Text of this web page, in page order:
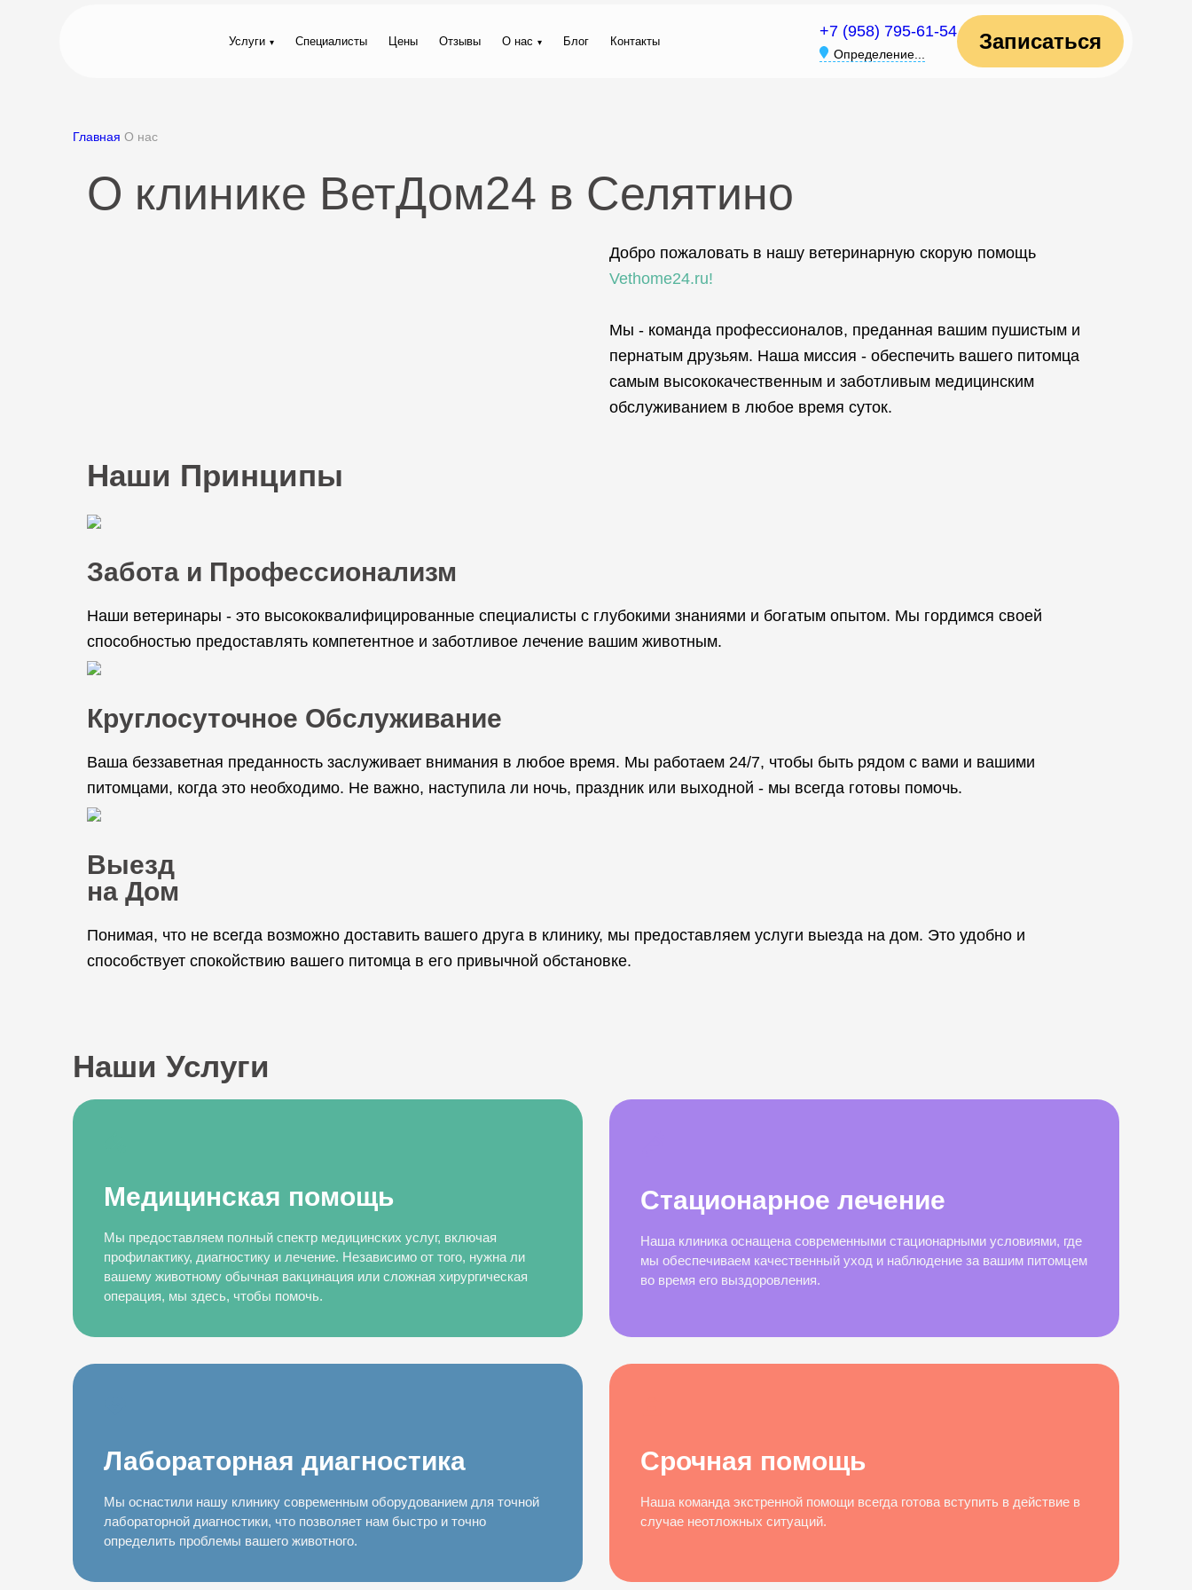
Услуги Специалисты Цены Отзывы О нас Блог Контакты
+7 (958) 795-61-54
Определение...
Записаться
Главная О нас
О клинике ВетДом24 в Селятино
Добро пожаловать в нашу ветеринарную скорую помощь
Vethome24.ru!
Мы - команда профессионалов, преданная вашим пушистым и
пернатым друзьям. Наша миссия - обеспечить вашего питомца
самым высококачественным и заботливым медицинским
обслуживанием в любое время суток.
Наши Принципы
Забота и Профессионализм
Наши ветеринары - это высококвалифицированные специалисты с глубокими знаниями и богатым опытом. Мы гордимся своей
способностью предоставлять компетентное и заботливое лечение вашим животным.
Круглосуточное Обслуживание
Ваша беззаветная преданность заслуживает внимания в любое время. Мы работаем 24/7, чтобы быть рядом с вами и вашими
питомцами, когда это необходимо. Не важно, наступила ли ночь, праздник или выходной - мы всегда готовы помочь.
Выезд
на Дом
Понимая, что не всегда возможно доставить вашего друга в клинику, мы предоставляем услуги выезда на дом. Это удобно и
способствует спокойствию вашего питомца в его привычной обстановке.
Наши Услуги
Медицинская помощь
Мы предоставляем полный спектр медицинских услуг, включая
профилактику, диагностику и лечение. Независимо от того, нужна ли
вашему животному обычная вакцинация или сложная хирургическая
операция, мы здесь, чтобы помочь.
Стационарное лечение
Наша клиника оснащена современными стационарными условиями, где
мы обеспечиваем качественный уход и наблюдение за вашим питомцем
во время его выздоровления.
Лабораторная диагностика
Мы оснастили нашу клинику современным оборудованием для точной
лабораторной диагностики, что позволяет нам быстро и точно
определить проблемы вашего животного.
Срочная помощь
Наша команда экстренной помощи всегда готова вступить в действие в
случае неотложных ситуаций.